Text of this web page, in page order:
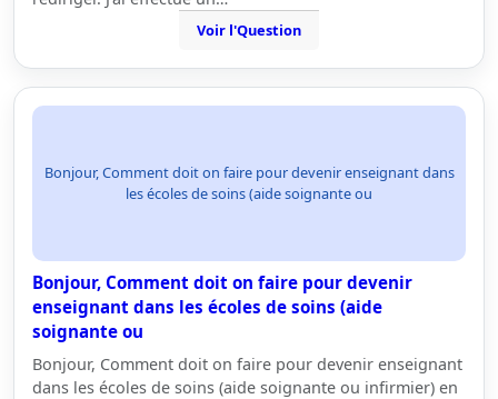
Voir l'Question
Bonjour, Comment doit on faire pour devenir enseignant dans
les écoles de soins (aide soignante ou
Bonjour, Comment doit on faire pour devenir
enseignant dans les écoles de soins (aide
soignante ou
Bonjour, Comment doit on faire pour devenir enseignant
dans les écoles de soins (aide soignante ou infirmier) en